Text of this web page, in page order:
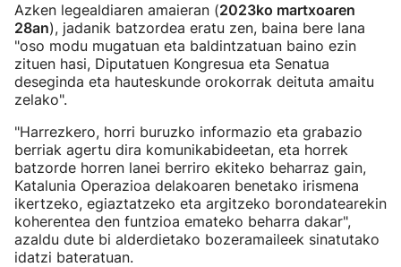
Azken legealdiaren amaieran (2023ko martxoaren
28an), jadanik batzordea eratu zen, baina bere lana
"oso modu mugatuan eta baldintzatuan baino ezin
zituen hasi, Diputatuen Kongresua eta Senatua
deseginda eta hauteskunde orokorrak deituta amaitu
zelako".
"Harrezkero, horri buruzko informazio eta grabazio
berriak agertu dira komunikabideetan, eta horrek
batzorde horren lanei berriro ekiteko beharraz gain,
Katalunia Operazioa delakoaren benetako irismena
ikertzeko, egiaztatzeko eta argitzeko borondatearekin
koherentea den funtzioa emateko beharra dakar",
azaldu dute bi alderdietako bozeramaileek sinatutako
idatzi bateratuan.